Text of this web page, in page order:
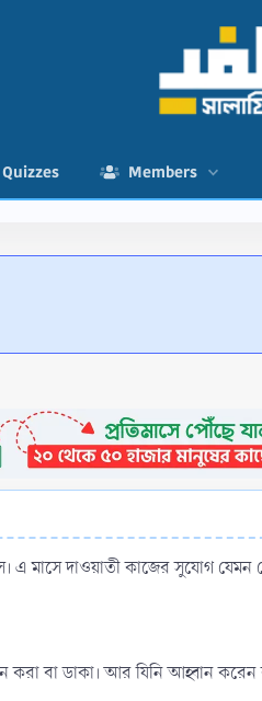
Quizzes Members
মাসে দাওয়াতী কাজের সুযোগ যেমন